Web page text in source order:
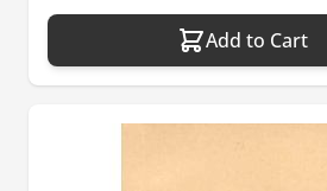
Add to Cart